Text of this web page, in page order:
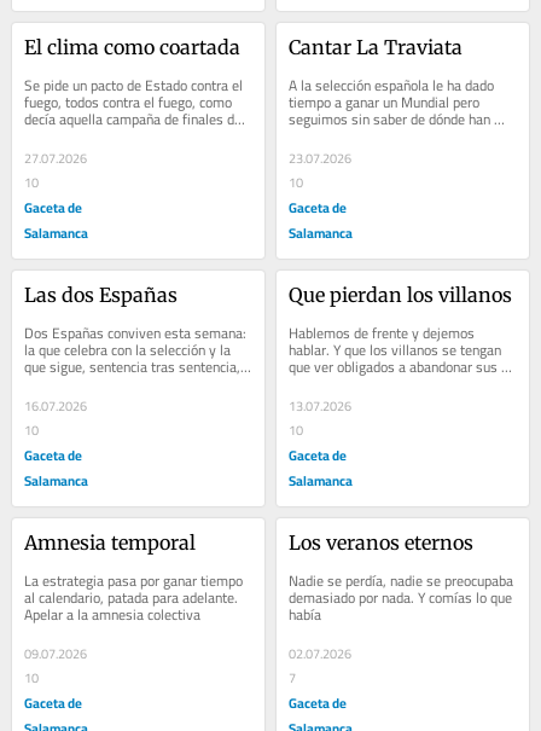
El clima como coartada
Se pide un pacto de Estado contra el
fuego, todos contra el fuego, como
decía aquella campaña de finales de
los años 80
27.07.2026
10
Gaceta de
Salamanca
Cantar La Traviata
A la selección española le ha dado
tiempo a ganar un Mundial pero
seguimos sin saber de dónde han
salido las joyas de ZP
23.07.2026
10
Gaceta de
Salamanca
Las dos Españas
Dos Españas conviven esta semana:
la que celebra con la selección y la
que sigue, sentencia tras sentencia,
el deterioro de la clase política que...
16.07.2026
10
Gaceta de
Salamanca
Que pierdan los villanos
Hablemos de frente y dejemos
hablar. Y que los villanos se tengan
que ver obligados a abandonar sus
intenciones
13.07.2026
10
Gaceta de
Salamanca
Amnesia temporal
La estrategia pasa por ganar tiempo
al calendario, patada para adelante.
Apelar a la amnesia colectiva
09.07.2026
10
Gaceta de
Los veranos eternos
Nadie se perdía, nadie se preocupaba
demasiado por nada. Y comías lo que
había
02.07.2026
7
Gaceta de